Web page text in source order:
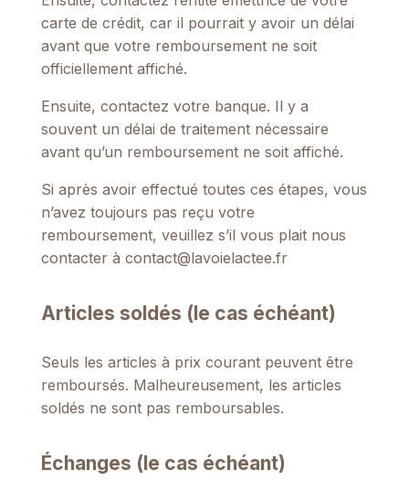
carte de crédit, car il pourrait y avoir un délai
avant que votre remboursement ne soit
officiellement affiché.
Ensuite, contactez votre banque. Il y a
souvent un délai de traitement nécessaire
avant qu’un remboursement ne soit affiché.
Si après avoir effectué toutes ces étapes, vous
n’avez toujours pas reçu votre
remboursement, veuillez s’il vous plait nous
contacter à contact@lavoielactee.fr
Articles soldés (le cas échéant)
Seuls les articles à prix courant peuvent être
remboursés. Malheureusement, les articles
soldés ne sont pas remboursables.
Échanges (le cas échéant)